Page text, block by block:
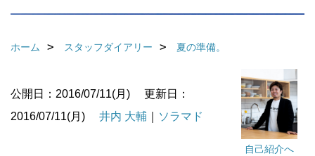
ホーム スタッフダイアリー 夏の準備。
自己紹介へ
公開日：2016/07/11(月)
更新日：
2016/07/11(月)
井内 大輔 ソラマド